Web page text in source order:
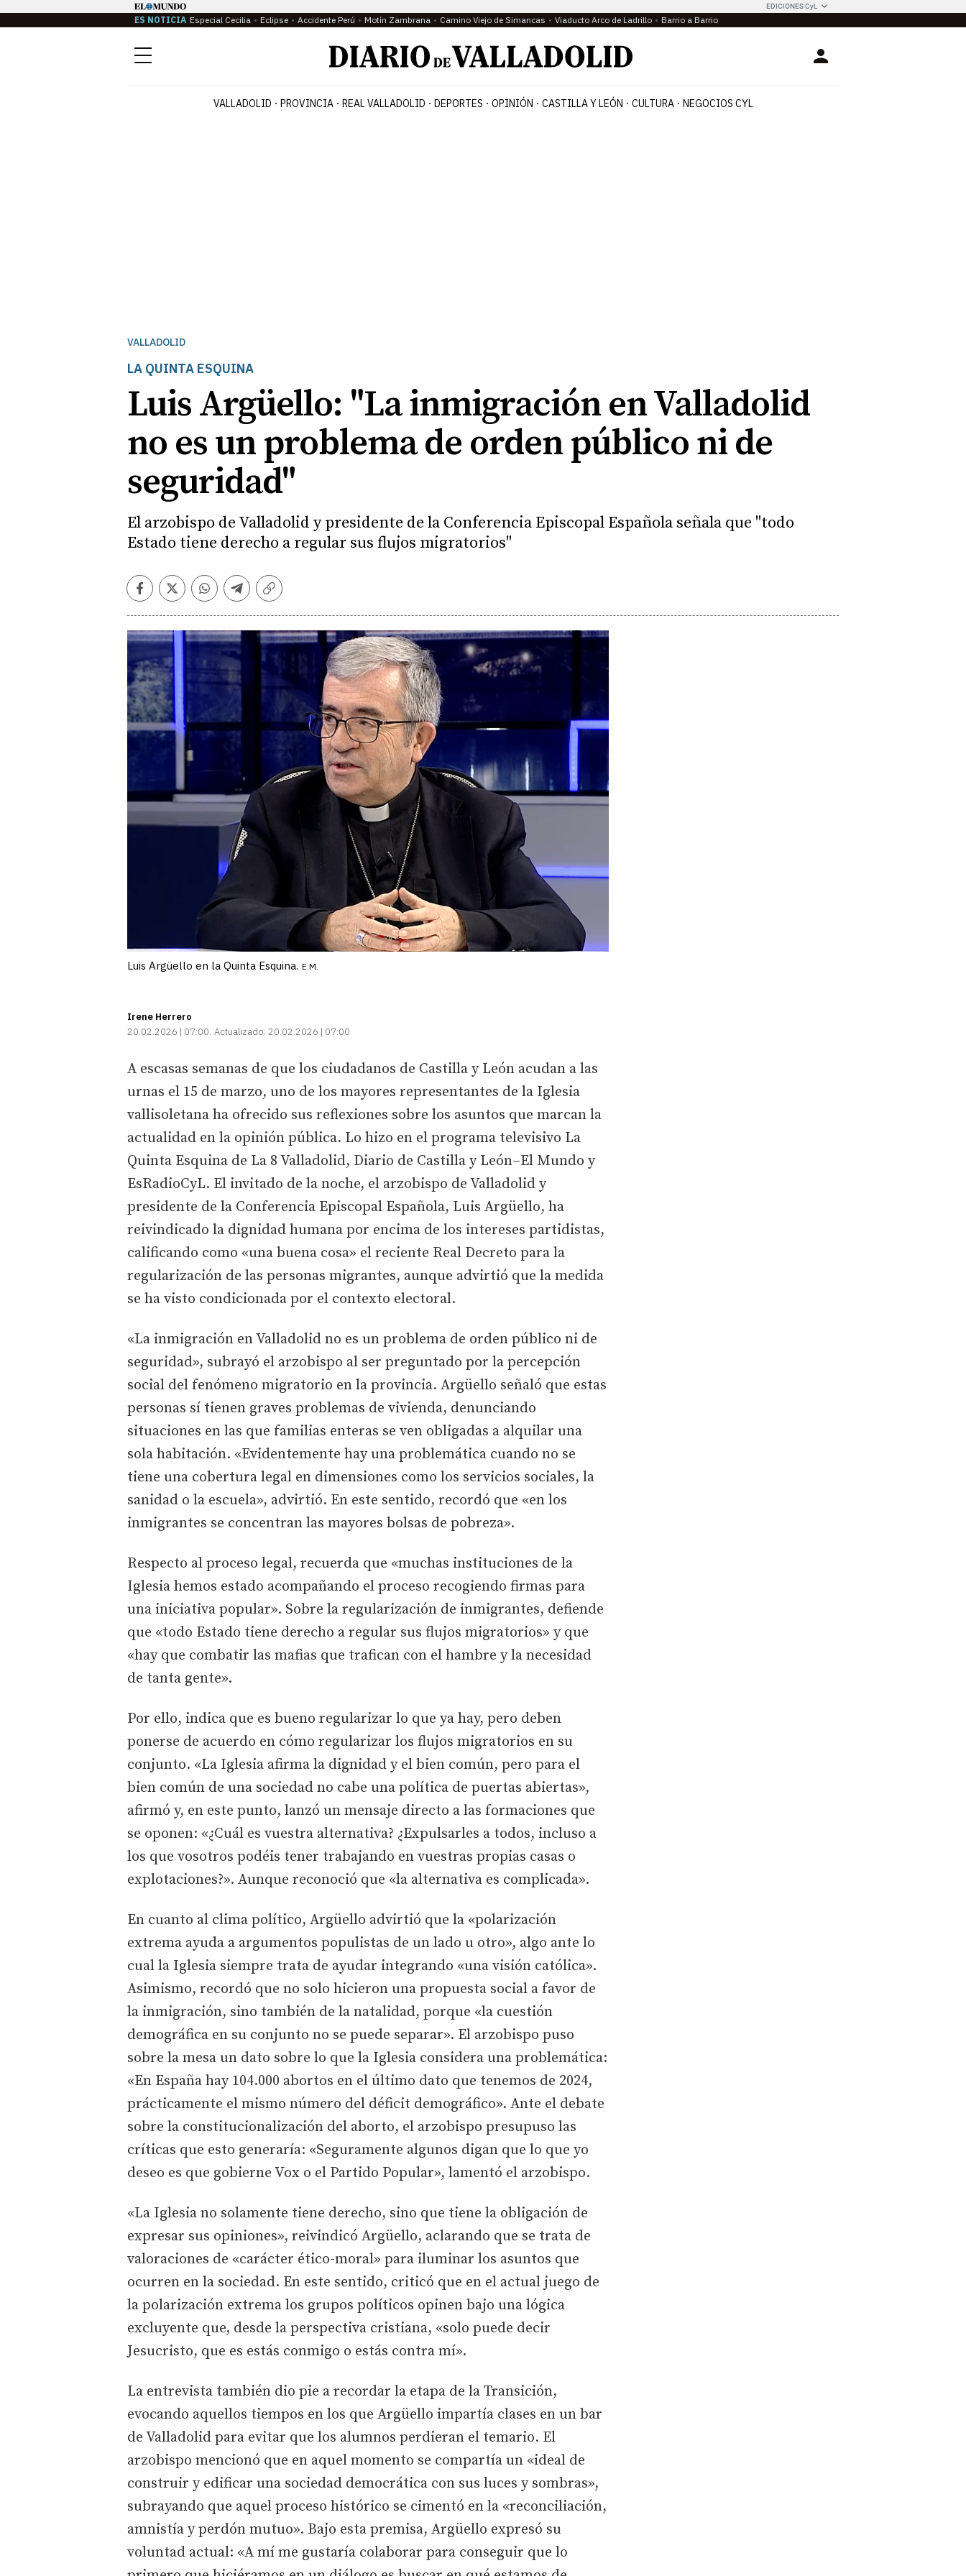
EDICIONES CyL
ES NOTICIA Especial Cecilia Eclipse Accidente Perú Motín Zambrana Camino Viejo de Simancas Viaducto Arco de Ladrillo Barrio a Barrio
Menú Login
VALLADOLID PROVINCIA REAL VALLADOLID DEPORTES OPINIÓN CASTILLA Y LEÓN CULTURA NEGOCIOS CYL
VALLADOLID
LA QUINTA ESQUINA
Luis Argüello: "La inmigración en Valladolid
no es un problema de orden público ni de
seguridad"
El arzobispo de Valladolid y presidente de la Conferencia Episcopal Española señala que "todo
Estado tiene derecho a regular sus flujos migratorios"
Facebook
TwitterWhatsapp
Telegram
Copiar
Luis Argüello en la Quinta Esquina. E.M.
Irene Herrero
20.02.2026 | 07:00 Actualizado: 20.02.2026 | 07:00
A escasas semanas de que los ciudadanos de Castilla y León acudan a las
urnas el 15 de marzo, uno de los mayores representantes de la Iglesia
vallisoletana ha ofrecido sus reflexiones sobre los asuntos que marcan la
actualidad en la opinión pública. Lo hizo en el programa televisivo La
Quinta Esquina de La 8 Valladolid, Diario de Castilla y León–El Mundo y
EsRadioCyL. El invitado de la noche, el arzobispo de Valladolid y
presidente de la Conferencia Episcopal Española, Luis Argüello, ha
reivindicado la dignidad humana por encima de los intereses partidistas,
calificando como «una buena cosa» el reciente Real Decreto para la
regularización de las personas migrantes, aunque advirtió que la medida
se ha visto condicionada por el contexto electoral.
«La inmigración en Valladolid no es un problema de orden público ni de
seguridad», subrayó el arzobispo al ser preguntado por la percepción
social del fenómeno migratorio en la provincia. Argüello señaló que estas
personas sí tienen graves problemas de vivienda, denunciando
situaciones en las que familias enteras se ven obligadas a alquilar una
sola habitación. «Evidentemente hay una problemática cuando no se
tiene una cobertura legal en dimensiones como los servicios sociales, la
sanidad o la escuela», advirtió. En este sentido, recordó que «en los
inmigrantes se concentran las mayores bolsas de pobreza».
Respecto al proceso legal, recuerda que «muchas instituciones de la
Iglesia hemos estado acompañando el proceso recogiendo firmas para
una iniciativa popular». Sobre la regularización de inmigrantes, defiende
que «todo Estado tiene derecho a regular sus flujos migratorios» y que
«hay que combatir las mafias que trafican con el hambre y la necesidad
de tanta gente».
Por ello, indica que es bueno regularizar lo que ya hay, pero deben
ponerse de acuerdo en cómo regularizar los flujos migratorios en su
conjunto. «La Iglesia afirma la dignidad y el bien común, pero para el
bien común de una sociedad no cabe una política de puertas abiertas»,
afirmó y, en este punto, lanzó un mensaje directo a las formaciones que
se oponen: «¿Cuál es vuestra alternativa? ¿Expulsarles a todos, incluso a
los que vosotros podéis tener trabajando en vuestras propias casas o
explotaciones?». Aunque reconoció que «la alternativa es complicada».
En cuanto al clima político, Argüello advirtió que la «polarización
extrema ayuda a argumentos populistas de un lado u otro», algo ante lo
cual la Iglesia siempre trata de ayudar integrando «una visión católica».
Asimismo, recordó que no solo hicieron una propuesta social a favor de
la inmigración, sino también de la natalidad, porque «la cuestión
demográfica en su conjunto no se puede separar». El arzobispo puso
sobre la mesa un dato sobre lo que la Iglesia considera una problemática:
«En España hay 104.000 abortos en el último dato que tenemos de 2024,
prácticamente el mismo número del déficit demográfico». Ante el debate
sobre la constitucionalización del aborto, el arzobispo presupuso las
críticas que esto generaría: «Seguramente algunos digan que lo que yo
deseo es que gobierne Vox o el Partido Popular», lamentó el arzobispo.
«La Iglesia no solamente tiene derecho, sino que tiene la obligación de
expresar sus opiniones», reivindicó Argüello, aclarando que se trata de
valoraciones de «carácter ético-moral» para iluminar los asuntos que
ocurren en la sociedad. En este sentido, criticó que en el actual juego de
la polarización extrema los grupos políticos opinen bajo una lógica
excluyente que, desde la perspectiva cristiana, «solo puede decir
Jesucristo, que es estás conmigo o estás contra mí».
La entrevista también dio pie a recordar la etapa de la Transición,
evocando aquellos tiempos en los que Argüello impartía clases en un bar
de Valladolid para evitar que los alumnos perdieran el temario. El
arzobispo mencionó que en aquel momento se compartía un «ideal de
construir y edificar una sociedad democrática con sus luces y sombras»,
subrayando que aquel proceso histórico se cimentó en la «reconciliación,
amnistía y perdón mutuo». Bajo esta premisa, Argüello expresó su
voluntad actual: «A mí me gustaría colaborar para conseguir que lo